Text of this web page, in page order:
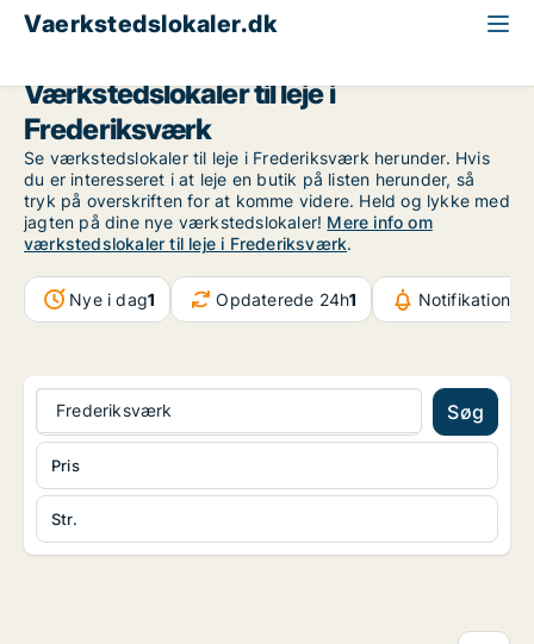
Vaerkstedslokaler.dk
Værkstedslokaler til leje i
Frederiksværk
Se værkstedslokaler til leje i Frederiksværk herunder. Hvis
du er interesseret i at leje en butik på listen herunder, så
tryk på overskriften for at komme videre. Held og lykke med
jagten på dine nye værkstedslokaler! Mere info om
værkstedslokaler til leje i Frederiksværk.
Nye i dag1 Opdaterede 24h1 Notifikationer
Frederiksværk Søg
Str.
Pris